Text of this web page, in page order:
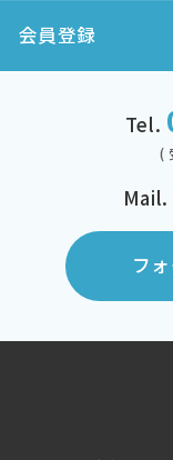
会員登録
Tel.
(
Mail.
フ